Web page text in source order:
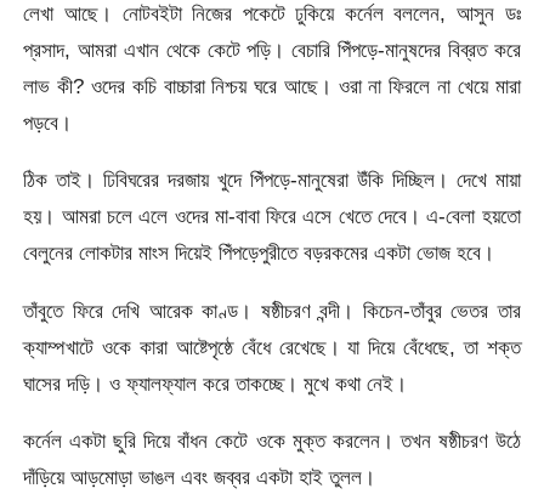
লেখা আছে। নোটবইটা নিজের পকেটে ঢুকিয়ে কর্নেল বললেন, আসুন ডঃ
প্রসাদ, আমরা এখান থেকে কেটে পড়ি। বেচারি পিঁপড়ে-মানুষদের বিব্রত করে
লাভ কী? ওদের কচি বাচ্চারা নিশ্চয় ঘরে আছে। ওরা না ফিরলে না খেয়ে মারা
পড়বে।
ঠিক তাই। ঢিবিঘরের দরজায় খুদে পিঁপড়ে-মানুষেরা উঁকি দিচ্ছিল। দেখে মায়া
হয়। আমরা চলে এলে ওদের মা-বাবা ফিরে এসে খেতে দেবে। এ-বেলা হয়তো
বেলুনের লোকটার মাংস দিয়েই পিঁপড়েপুরীতে বড়রকমের একটা ভোজ হবে।
তাঁবুতে ফিরে দেখি আরেক কাণ্ড। ষষ্ঠীচরণ বন্দী। কিচেন-তাঁবুর ভেতর তার
ক্যাম্পখাটে ওকে কারা আষ্টেপৃষ্ঠে বেঁধে রেখেছে। যা দিয়ে বেঁধেছে, তা শক্ত
ঘাসের দড়ি। ও ফ্যালফ্যাল করে তাকচ্ছে। মুখে কথা নেই।
কর্নেল একটা ছুরি দিয়ে বাঁধন কেটে ওকে মুক্ত করলেন। তখন ষষ্ঠীচরণ উঠে
দাঁড়িয়ে আড়মোড়া ভাঙল এবং জব্বর একটা হাই তুলল।